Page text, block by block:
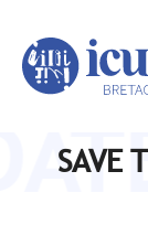
SAVE